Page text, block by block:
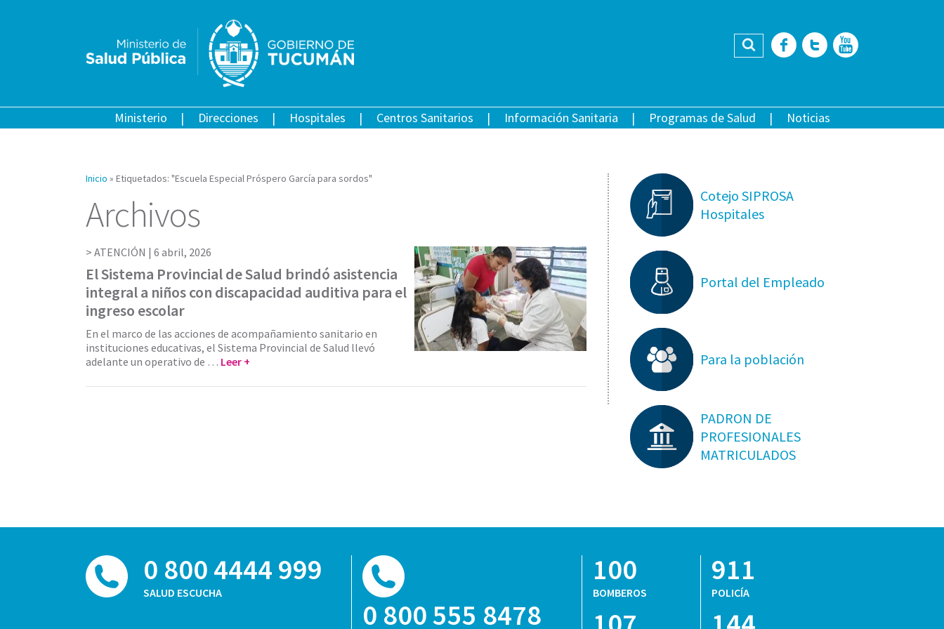
Buscar Facebook
Twitter
Ministerio Direcciones Hospitales Centros Sanitarios Información Sanitaria Programas de Salud Noticias
Inicio » Etiquetados: "Escuela Especial Próspero García para sordos"
Archivos
ATENCIÓN | 6 abril, 2026
El Sistema Provincial de Salud brindó asistencia
integral a niños con discapacidad auditiva para el
ingreso escolar
En el marco de las acciones de acompañamiento sanitario en
instituciones educativas, el Sistema Provincial de Salud llevó
adelante un operativo de … Leer +
Cotejo SIPROSA
Hospitales
Portal del Empleado
Para la población
PADRON DE
PROFESIONALES
MATRICULADOS
0 800 4444 999
SALUD ESCUCHA
0 800 555 8478
100
BOMBEROS
911
POLICÍA